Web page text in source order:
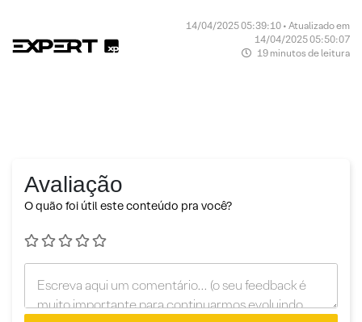
14/04/2025 05:39:10 • Atualizado em
14/04/2025 05:50:07
19 minutos de leitura
Avaliação
O quão foi útil este conteúdo pra você?